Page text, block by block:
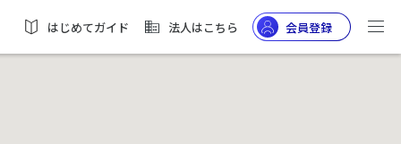
はじめてガイド 法人はこちら 会員登録